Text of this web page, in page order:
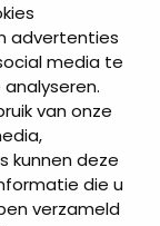
advertenties
media te
van onze
kunnen deze
die u
verzameld